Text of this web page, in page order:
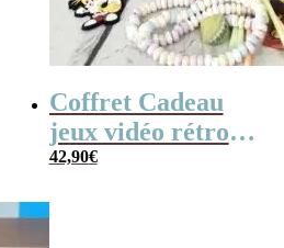
Coffret Cadeau
jeux vidéo rétro
(avec sa console de
42,90€